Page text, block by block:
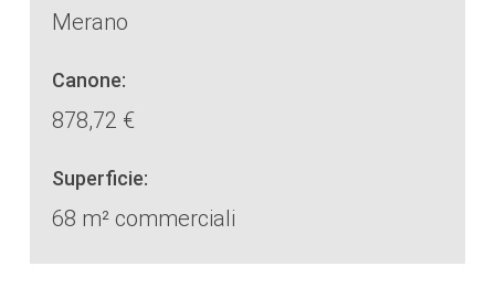
Merano
Canone:
878,72 €
Superficie:
68 m² commerciali